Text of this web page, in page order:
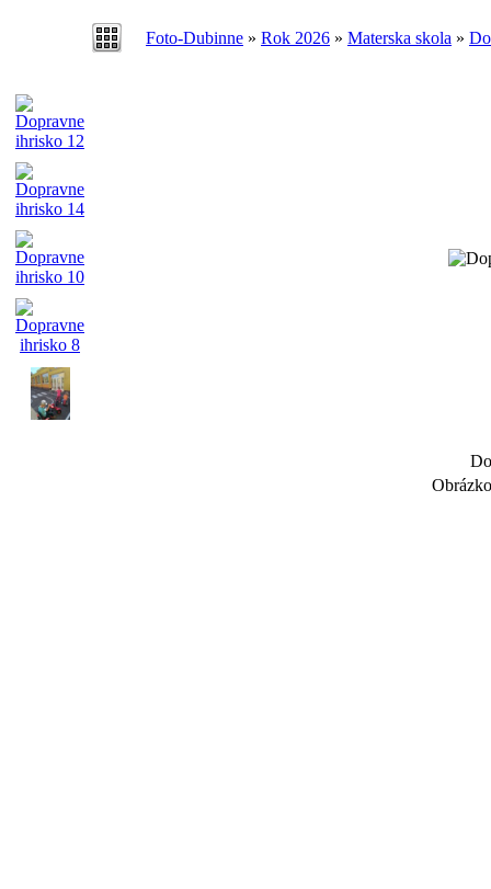
Foto-Dubinne » Rok 2026 » Materska skola »